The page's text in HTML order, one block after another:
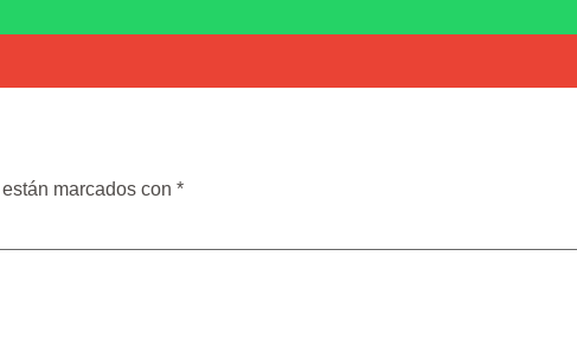
marcados con *